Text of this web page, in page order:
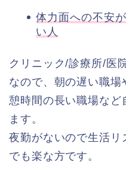
体力面への不安
い人
クリニック/診療所/医
なので、朝の遅い職
憩時間の長い職場など
ます。
夜勤がないので生活リ
でも楽な方です。